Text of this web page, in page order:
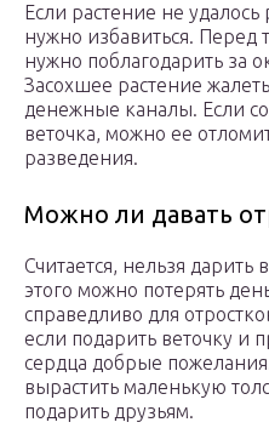
Если растение не
нужно избавиться. Перед
нужно поблагодарить за
Засохшее растение
денежные каналы. Если
веточка, можно ее
разведения.
Можно ли давать
Считается, нельзя дарить
этого можно потерять
справедливо для
если подарить веточку и
сердца добрые
вырастить маленькую
подарить друзьям.